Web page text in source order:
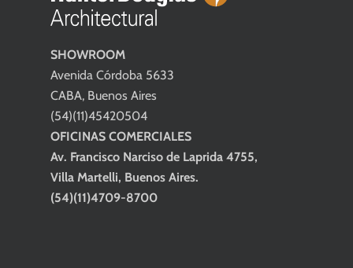
SHOWROOM
Avenida Córdoba 5633
CABA, Buenos Aires
(54)(11)45420504
OFICINAS COMERCIALES
Av. Francisco Narciso de Laprida 4755,
Villa Martelli, Buenos Aires.
(54)(11)4709-8700